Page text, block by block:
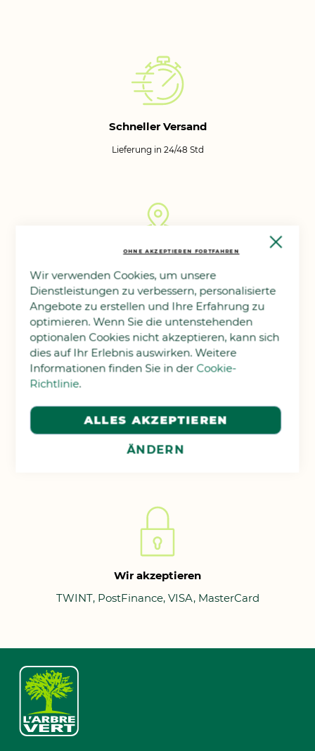
Close
Wir verwenden Cookies, um unsere
Dienstleistungen zu verbessern, personalisierte
Angebote zu erstellen und Ihre Erfahrung zu
optimieren. Wenn Sie die untenstehenden
optionalen Cookies nicht akzeptieren, kann sich
dies auf Ihr Erlebnis auswirken. Weitere
Informationen finden Sie in der Cookie-
Richtlinie.
ALLES AKZEPTIEREN
ÄNDERN
OHNE AKZEPTIEREN FORTFAHREN
Schneller Versand
Lieferung in 24/48 Std
Schweizer Lager
Lieferung ab unserem Lager
Kostenloser Versand
ab CHF 49.- Einkauf
Wir akzeptieren
TWINT, PostFinance, VISA, MasterCard